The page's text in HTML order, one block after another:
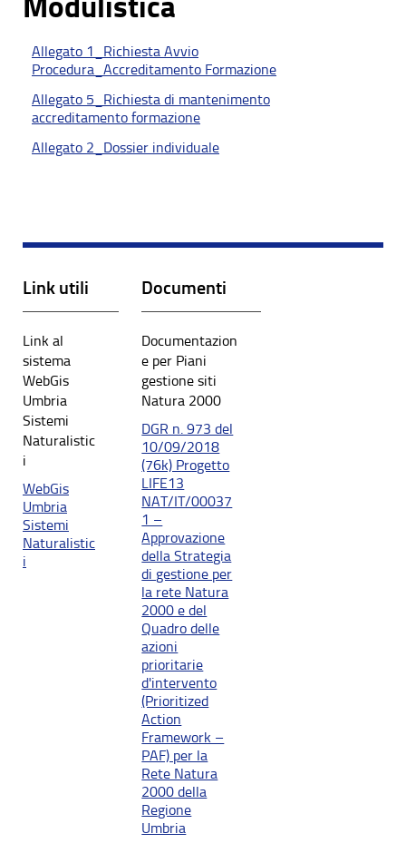
Allegato 1_Richiesta Avvio
Procedura_Accreditamento Formazione
Allegato 5_Richiesta di mantenimento
accreditamento formazione
Allegato 2_Dossier individuale
Link utili
Link al
sistema
WebGis
Umbria
Sistemi
Naturalistic
i
WebGis
Umbria
Sistemi
Naturalistic
i
Documenti
Documentazion
e per Piani
gestione siti
Natura 2000
DGR n. 973 del
10/09/2018
(76k) Progetto
LIFE13
NAT/IT/00037
1 –
Approvazione
della Strategia
di gestione per
la rete Natura
2000 e del
Quadro delle
azioni
prioritarie
d'intervento
(Prioritized
Action
Framework –
PAF) per la
Rete Natura
2000 della
Regione
Umbria